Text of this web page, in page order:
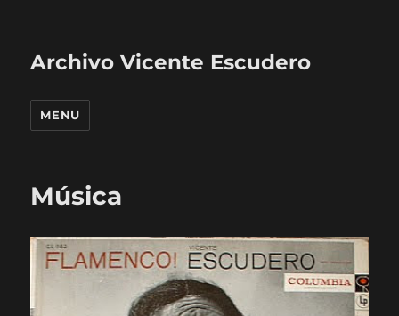
Archivo Vicente Escudero
MENU
Música